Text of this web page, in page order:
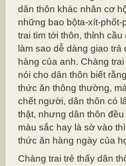
dân thôn khác nhân cơ
những bao bộta-xít-phốt-
trai tìm tới thôn, thỉnh
làm sao dễ dàng giao
hàng của anh. Chàng
nói cho dân thôn biết
thức ăn thông thường,
chết người, dân thôn có
thật, nhưng dân thôn
màu sắc hay là sờ vào
thức ăn hàng ngày của
Chàng trai trẻ thấy dân